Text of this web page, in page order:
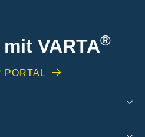
VARTA®
PORTAL